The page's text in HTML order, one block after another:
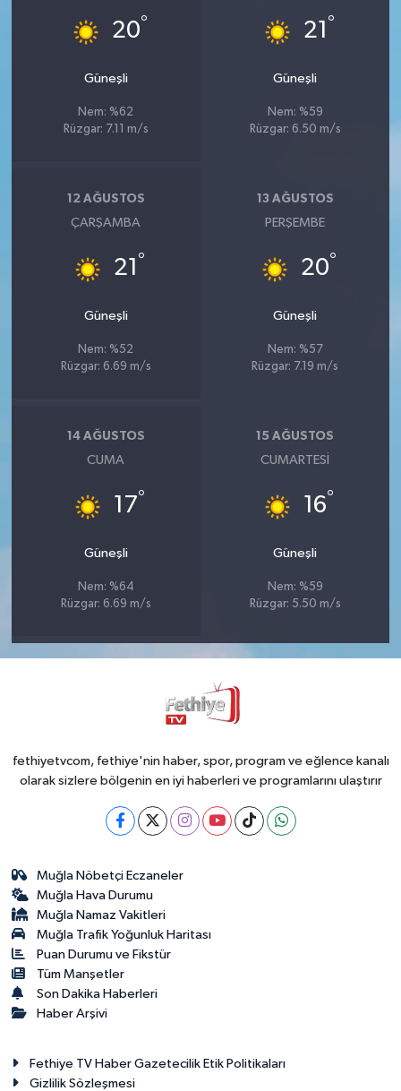
20°
Güneşli
Nem: %62
Rüzgar: 7.11 m/s
21 °
Güneşli
Nem: %59
Rüzgar: 6.50 m/s
12 AĞUSTOS
ÇARŞAMBA
21 °
Güneşli
Nem: %52
Rüzgar: 6.69 m/s
13 AĞUSTOS
PERŞEMBE
20°
Güneşli
Nem: %57
Rüzgar: 7.19 m/s
14 AĞUSTOS
CUMA
17°
Güneşli
Nem: %64
Rüzgar: 6.69 m/s
15 AĞUSTOS
CUMARTESI
16°
Güneşli
Nem: %59
Rüzgar: 5.50 m/s
fethiyetvcom, fethiye'nin haber, spor, program ve eğlence kanalı
olarak sizlere bölgenin en iyi haberleri ve programlarını ulaştırır
Muğla Nöbetçi Eczaneler
Muğla Hava Durumu
Muğla Namaz Vakitleri
Muğla Trafik Yoğunluk Haritası
Puan Durumu ve Fikstür
Tüm Manşetler
Son Dakika Haberleri
Haber Arşivi
Fethiye TV Haber Gazetecilik Etik Politikaları
Gizlilik Sözleşmesi